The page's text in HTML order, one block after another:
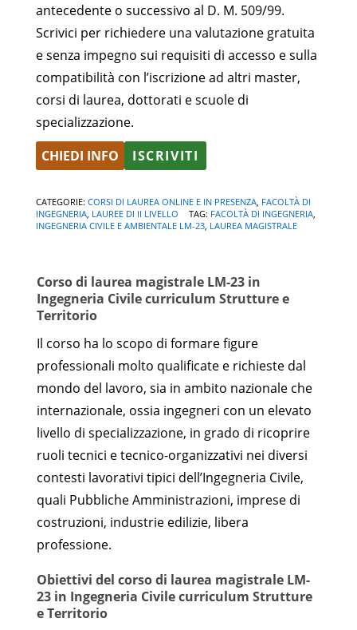
antecedente o successivo al D. M. 509/99.
Scrivici per richiedere una valutazione gratuita
e senza impegno sui requisiti di accesso e sulla
compatibilità con l’iscrizione ad altri master,
corsi di laurea, dottorati e scuole di
specializzazione.
CHIEDI INFO
ISCRIVITI
CATEGORIE: CORSI DI LAUREA ONLINE E IN PRESENZA FACOLTÀ DI
INGEGNERIA LAUREE DI II LIVELLO TAG: FACOLTÀ DI INGEGNERIA
INGEGNERIA CIVILE E AMBIENTALE LM-23 LAUREA MAGISTRALE
Corso di laurea magistrale LM-23 in
Ingegneria Civile curriculum Strutture e
Territorio
Il corso ha lo scopo di formare figure
professionali molto qualificate e richieste dal
mondo del lavoro, sia in ambito nazionale che
internazionale, ossia ingegneri con un elevato
livello di specializzazione, in grado di ricoprire
ruoli tecnici e tecnico-organizzativi nei diversi
contesti lavorativi tipici dell’Ingegneria Civile,
quali Pubbliche Amministrazioni, imprese di
costruzioni, industrie edilizie, libera
professione.
Obiettivi del corso di laurea magistrale LM-
23 in Ingegneria Civile curriculum Strutture
e Territorio